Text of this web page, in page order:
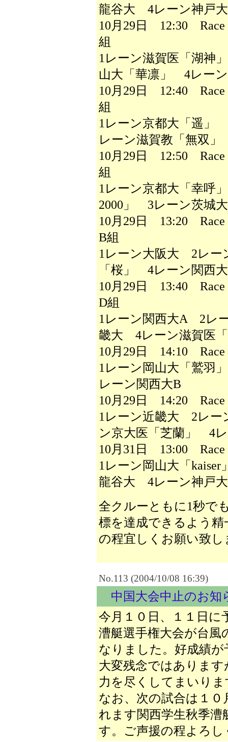
龍谷大 4レーン神戸大
10月29日 12:30
組
1レーン滋賀医「湖
山大「華凛」 4レー
10月29日 12:40
組
1レーン京都大「遥」
レーン滋賀教「無双
10月29日 12:50
組
1レーン京都大「幸呼
2000」 3レーン茨城大
10月29日 13:20
B組
1レーン大阪大 2レー
「桜」 4レーン関西
10月29日 13:40
D組
1レーン関西大A 2レ
畿大 4レーン滋賀医
10月29日 14:10
1レーン岡山大「鷲
レーン関西大B
10月29日 14:20
1レーン近畿大 2レー
ン京大医「芝蘭」 4
10月31日 13:00
1レーン岡山大「
龍谷大 4レーン神戸大
全クルーともに1秒で
標を達成できるよう
の程宜しくお願い致し
No.113 (2004/10/08 16:39)
中国大会中止のお知
今月１０日、１１日
漕艇選手権大会が台
なりました。好成績
大変残念ではありま
力を尽くしてまいりま
なお、次の試合は１
れます関西学生秋季
す。ご声援の程よろ